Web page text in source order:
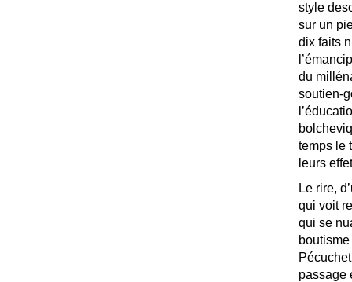
style
sur un
dix faits
du
soutien-
temps le
leurs
Le rire,
qui voit
qui se
passage